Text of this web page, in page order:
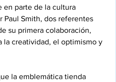
en parte de la cultura
Paul Smith, dos referentes
su primera colaboración,
la creatividad, el optimismo y
la emblemática tienda